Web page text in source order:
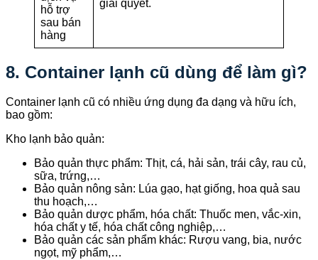
hỗ trợ
sau bán
hàng
giải quyết.
8. Container lạnh cũ dùng để làm gì?
Container lạnh cũ có nhiều ứng dụng đa dạng và hữu ích,
bao gồm:
Kho lạnh bảo quản:
Bảo quản thực phẩm: Thịt, cá, hải sản, trái cây, rau củ,
sữa, trứng,…
Bảo quản nông sản: Lúa gạo, hạt giống, hoa quả sau
thu hoạch,…
Bảo quản dược phẩm, hóa chất: Thuốc men, vắc-xin,
hóa chất y tế, hóa chất công nghiệp,…
Bảo quản các sản phẩm khác: Rượu vang, bia, nước
ngọt, mỹ phẩm,…